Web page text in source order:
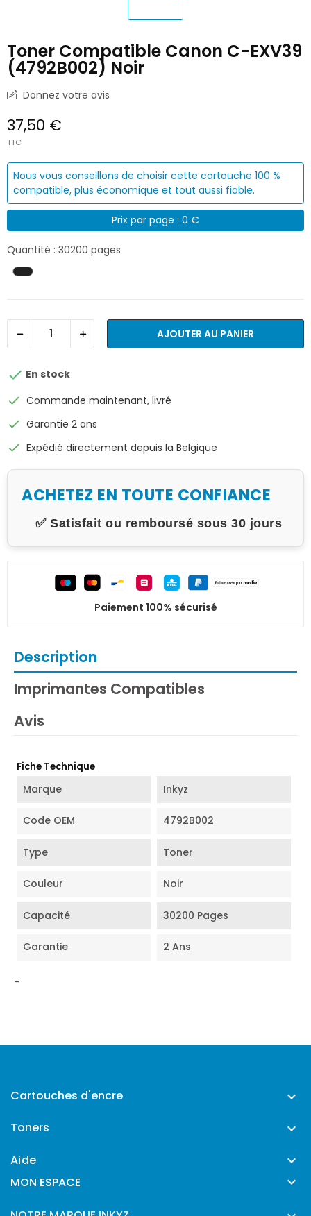
Toner Compatible Canon C-EXV39
(4792B002) Noir
Donnez votre avis
37,50 €
TTC
Nous vous conseillons de choisir cette cartouche 100 %
compatible, plus économique et tout aussi fiable.
Prix par page : 0 €
Quantité : 30200 pages
AJOUTER AU PANIER
 En stock
check Commande maintenant, livré
check Garantie 2 ans
check Expédié directement depuis la Belgique
ACHETEZ EN TOUTE CONFIANCE
✅ Satisfait ou remboursé sous 30 jours
Paiement 100% sécurisé
Description
Imprimantes Compatibles
Avis
Fiche Technique
Marque Inkyz
Code OEM 4792B002
Type Toner
Couleur Noir
Capacité 30200 Pages
Garantie 2 Ans
-
Cartouches d'encre 
Toners 
Aide 
MON ESPACE 